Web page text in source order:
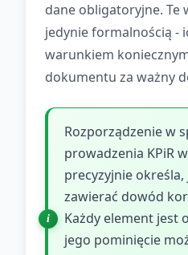
dane obligatoryjne. Te
jedynie formalnością -
warunkiem
dokumentu za ważny
Rozporządzenie w
prowadzenia KPiR
precyzyjnie
zawierać dowód
Każdy element jest
jego pominięcie